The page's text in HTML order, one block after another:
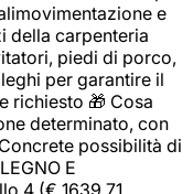
e
della carpenteria
piedi di porco,
per garantire il
richiesto 🎁 Cosa
determinato, con
possibilità di
E
4 (€ 1639,71